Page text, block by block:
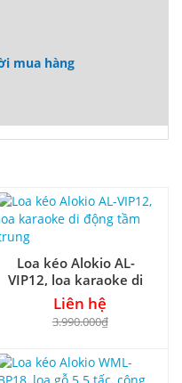
mua hàng
Loa kéo Alokio AL-
VIP12, loa karaoke di
động tầm trung
Liên hệ
3.990.000₫